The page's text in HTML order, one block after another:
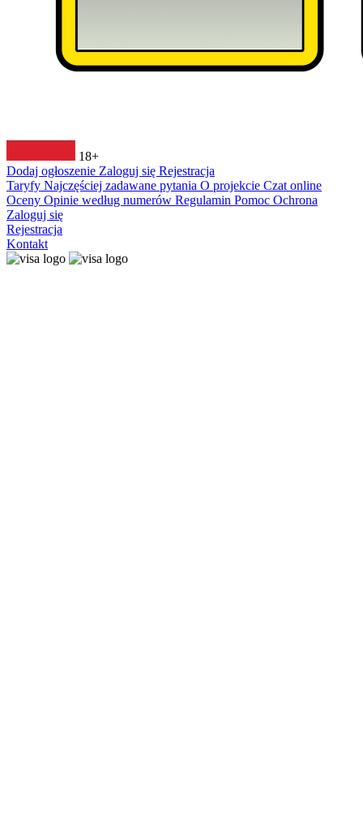
18+
Dodaj ogłoszenie Zaloguj się Rejestracja
Taryfy Najczęściej zadawane pytania O projekcie Czat online
Oceny Opinie według numerów Regulamin Pomoc Ochrona
Zaloguj się
Rejestracja
Kontakt